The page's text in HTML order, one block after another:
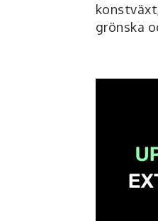
grönska